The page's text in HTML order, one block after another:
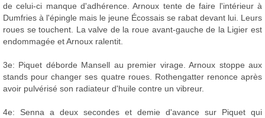
de celui-ci manque d'adhérence. Arnoux tente de faire l'intérieur à
Dumfries à l'épingle mais le jeune Écossais se rabat devant lui. Leurs
roues se touchent. La valve de la roue avant-gauche de la Ligier est
endommagée et Arnoux ralentit.
3e: Piquet déborde Mansell au premier virage. Arnoux stoppe aux
stands pour changer ses quatre roues. Rothengatter renonce après
avoir pulvérisé son radiateur d'huile contre un vibreur.
4e: Senna a deux secondes et demie d'avance sur Piquet qui